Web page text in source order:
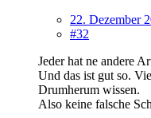
22. Dezember
#32
Jeder hat ne andere
Und das ist gut so.
Drumherum wissen.
Also keine falsche